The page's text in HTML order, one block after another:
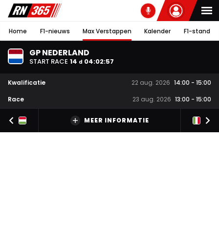
Home F1-nieuws Max Verstappen Kalender F1-stand
GP NEDERLAND
START RACE 14 d 04:02:56
Kwalificatie 22 aug. 2026 14:00 - 15:00
Race
23 aug. 2026 13:00 - 15:00
MEER INFORMATIE